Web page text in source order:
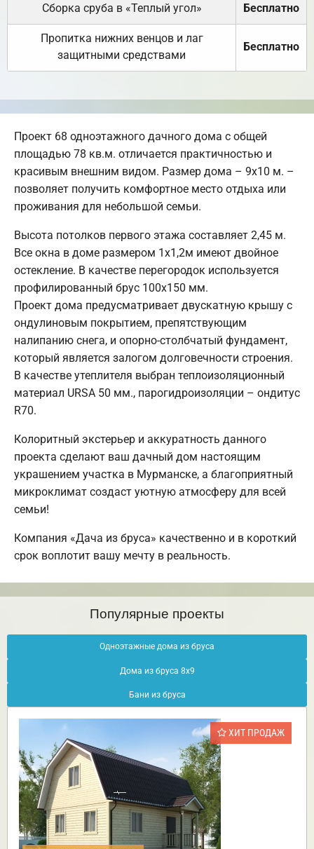
Сборка сруба в «Теплый угол» Бесплатно
Пропитка нижних венцов и лаг
защитными средствами
Бесплатно
Проект 68 одноэтажного дачного дома с общей
площадью 78 кв.м. отличается практичностью и
красивым внешним видом. Размер дома – 9х10 м. –
позволяет получить комфортное место отдыха или
проживания для небольшой семьи.
Высота потолков первого этажа составляет 2,45 м.
Все окна в доме размером 1х1,2м имеют двойное
остекление. В качестве перегородок используется
профилированный брус 100х150 мм.
Проект дома предусматривает двускатную крышу с
ондулиновым покрытием, препятствующим
налипанию снега, и опорно-столбчатый фундамент,
который является залогом долговечности строения.
В качестве утеплителя выбран теплоизоляционный
материал URSA 50 мм., парогидроизоляции – ондитус
R70.
Колоритный экстерьер и аккуратность данного
проекта сделают ваш дачный дом настоящим
украшением участка в Мурманске, а благоприятный
микроклимат создаст уютную атмосферу для всей
семьи!
Компания «Дача из бруса» качественно и в короткий
срок воплотит вашу мечту в реальность.
Популярные проекты
Одноэтажные дома из бруса
Дома из бруса 8х9
Бани из бруса
ХИТ ПРОДАЖ